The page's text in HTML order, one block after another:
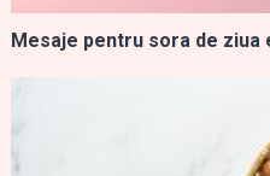
Mesaje pentru sora de ziua